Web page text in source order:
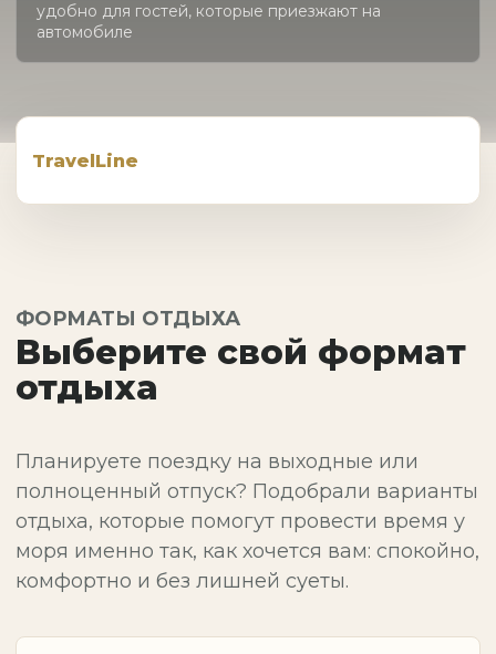
удобно для гостей, которые приезжают на
автомобиле
TravelLine
ФОРМАТЫ ОТДЫХА
Выберите свой формат
отдыха
Планируете поездку на выходные или
полноценный отпуск? Подобрали варианты
отдыха, которые помогут провести время у
моря именно так, как хочется вам: спокойно,
комфортно и без лишней суеты.